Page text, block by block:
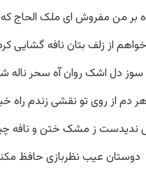
بر من مفروش ای ملک الحاج که
خواهم از زلف بتان نافه گشایی
سوز دل اشک روان آه سحر ناله
هر دم از روی تو نقشی زندم راه
ز مشک ختن و نافه
دوستان عیب نظربازی حافظ